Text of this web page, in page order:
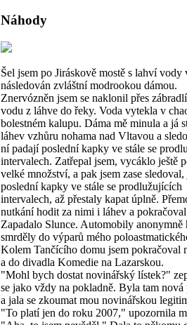
Náhody
Šel jsem po Jiráskově mostě s lahví vody
následován zvláštní modrookou dámou.
Znervózněn jsem se naklonil přes
vodu z láhve do řeky. Voda vytekla v
bolestném kalupu. Dáma mě minula a já
láhev vzhůru nohama nad Vltavou a
ní padají poslední kapky ve stále se
intervalech. Zatřepal jsem, vycáklo ještě
velké množství, a pak jsem zase
poslední kapky ve stále se prodlužujících
intervalech, až přestaly kapat úplně.
nutkání hodit za nimi i láhev a
Zapadalo Slunce. Automobily anonymně
smrděly do výparů mého
Kolem Tančícího domu jsem pokračoval
a do divadla Komedie na Lazarskou.
"Mohl bych dostat novinářský lístek?"
se jako vždy na pokladně. Byla tam
a jala se zkoumat mou novinářskou
"To platí jen do roku 2007," upozornila